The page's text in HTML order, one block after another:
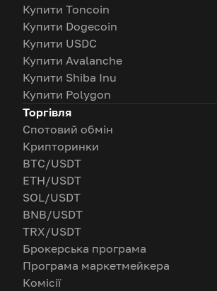
Купити Toncoin
Купити Dogecoin
Купити USDC
Купити Avalanche
Купити Shiba Inu
Купити Polygon
Торгівля
Спотовий обмін
Крипторинки
BTC/USDT
ETH/USDT
SOL/USDT
BNB/USDT
TRX/USDT
Брокерська програма
Програма маркетмейкера
Комісії